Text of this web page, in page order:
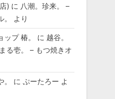
) に 八潮。珍来。 –
より
プ 椿。 に 越谷。
る壱。 – もつ焼きオ
に ぷーたろー よ